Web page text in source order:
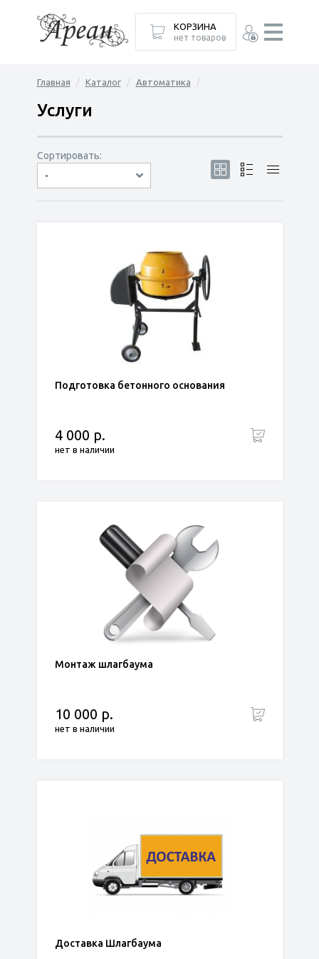
Главная Каталог Автоматика
Услуги
Сортировать:
-
по популярности
сначала дешёвые
сначала дорогие
Подготовка бетонного основания
4 000 р.
нет в наличии
Монтаж шлагбаума
10 000 р.
нет в наличии
Доставка Шлагбаума
КОРЗИНА
нет товаров